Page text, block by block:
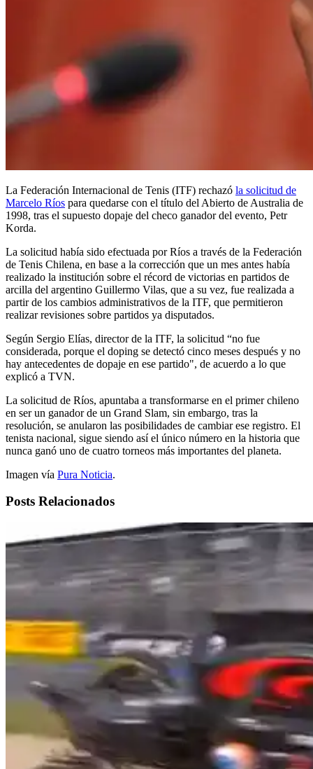
La Federación Internacional de Tenis (ITF) rechazó la solicitud de
Marcelo Ríos para quedarse con el título del Abierto de Australia de
1998, tras el supuesto dopaje del checo ganador del evento, Petr
Korda.
La solicitud había sido efectuada por Ríos a través de la Federación
de Tenis Chilena, en base a la corrección que un mes antes había
realizado la institución sobre el récord de victorias en partidos de
arcilla del argentino Guillermo Vilas, que a su vez, fue realizada a
partir de los cambios administrativos de la ITF, que permitieron
realizar revisiones sobre partidos ya disputados.
Según Sergio Elías, director de la ITF, la solicitud “no fue
considerada, porque el doping se detectó cinco meses después y no
hay antecedentes de dopaje en ese partido", de acuerdo a lo que
explicó a TVN.
La solicitud de Ríos, apuntaba a transformarse en el primer chileno
en ser un ganador de un Grand Slam, sin embargo, tras la
resolución, se anularon las posibilidades de cambiar ese registro. El
tenista nacional, sigue siendo así el único número en la historia que
nunca ganó uno de cuatro torneos más importantes del planeta.
Imagen vía Pura Noticia.
Posts Relacionados